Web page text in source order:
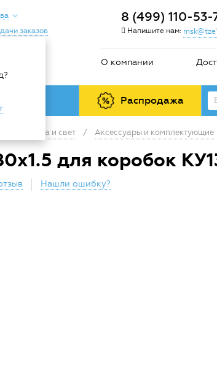
заказов
8 (499) 110-53-
Напишите нам:
О компании
Распродажа
Электрика и свет / Аксессуары и комплектующие
для коробок
Нашли ошибку?